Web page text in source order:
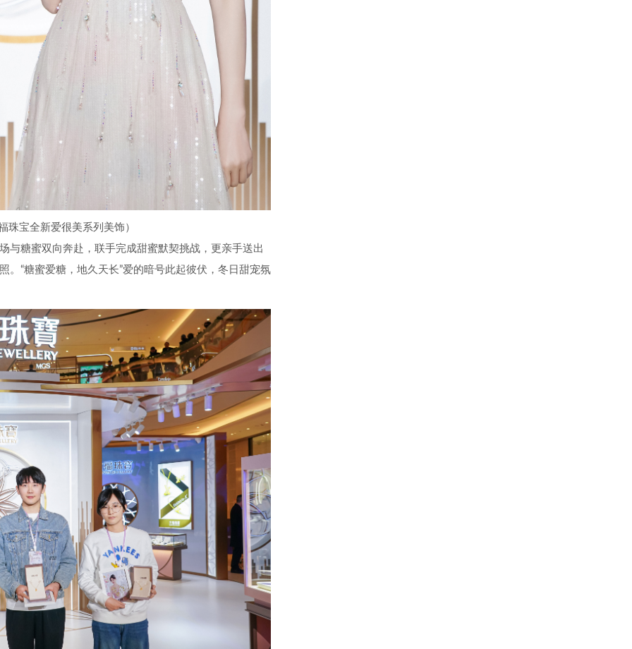
珠宝全新爱很美系列美饰）
与糖蜜双向奔赴，联手完成甜蜜默契挑战，更亲手送出
“糖蜜爱糖，地久天长”爱的暗号此起彼伏，冬日甜宠氛